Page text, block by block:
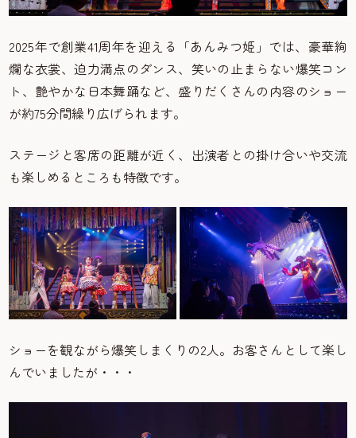
2025年で創業41周年を迎える「あんみつ姫」では、豪華絢
爛な衣裳、迫力満点のダンス、笑いの止まらない爆笑コン
ト、艶やかな日本舞踊など、盛りだくさんの内容のショー
が約75分間繰り広げられます。
ステージと客席の距離が近く、出演者との掛け合いや交流
も楽しめるところも特徴です。
ショーを観ながら爆笑しまくりの2人。お客さんとして楽し
んでいましたが・・・